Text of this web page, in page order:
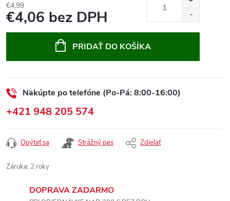
€4,99
€4,06 bez DPH
PRIDAŤ DO KOŠÍKA
Nakúpte po telefóne (Po-Pá: 8:00-16:00)
+421 948 205 574
Opýtať sa Strážný pes Zdieľať
Záruka: 2 roky
DOPRAVA ZADARMO